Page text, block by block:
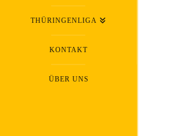
THÜRINGENLIGA
KONTAKT
ÜBER UNS